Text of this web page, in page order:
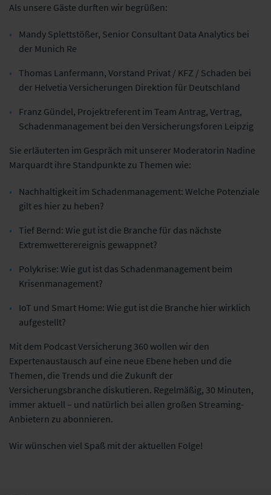
Als unsere Gäste durften wir begrüßen:
Mandy Splettstößer, Senior Consultant Data Analytics bei
der Munich Re
Thomas Lanfermann, Vorstand Privat / KFZ / Schaden bei
der Helvetia Versicherungen Direktion für Deutschland
Franz Gündel, Projektreferent im Team Antrag, Vertrag,
Schadenmanagement bei den Versicherungsforen Leipzig
Sie erläuterten im Gespräch mit unserer Moderatorin Nadine
Marquardt ihre Standpunkte zu Themen wie:
Nachhaltigkeit im Schadenmanagement: Welche Potenziale
gilt es hier zu heben?
Tief Bernd: Wie gut ist die Branche für das nächste
Extremwetterereignis gewappnet?
Polykrise: Wie gut ist das Schadenmanagement beim
Krisenmanagement?
IoT und Smart Home: Wie gut ist die Branche hier wirklich
aufgestellt?
Mit dem Podcast Versicherung 360 wollen wir den
Expertenaustausch auf eine neue Ebene heben und die
Themen, die Trends und die Zukunft der
Versicherungsbranche diskutieren. Regelmäßig, 30 Minuten,
immer aktuell – und natürlich bei allen großen Streaming-
Anbietern zu abonnieren.
Wir wünschen viel Spaß mit der aktuellen Folge!